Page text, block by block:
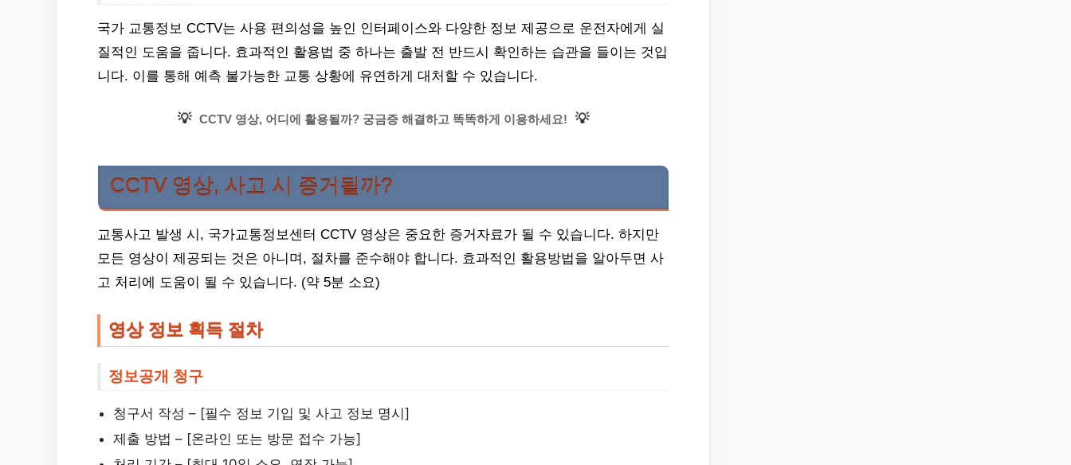
국가 교통정보 CCTV는 사용 편의성을 높인 인터페이스와 다양한 정보 제공으로 운전자에게 실
질적인 도움을 줍니다. 효과적인 활용법 중 하나는 출발 전 반드시 확인하는 습관을 들이는 것입
니다. 이를 통해 예측 불가능한 교통 상황에 유연하게 대처할 수 있습니다.
💡 CCTV 영상, 어디에 활용될까? 궁금증 해결하고 똑똑하게 이용하세요! 💡
CCTV 영상, 사고 시 증거될까?
교통사고 발생 시, 국가교통정보센터 CCTV 영상은 중요한 증거자료가 될 수 있습니다. 하지만
모든 영상이 제공되는 것은 아니며, 절차를 준수해야 합니다. 효과적인 활용방법을 알아두면 사
고 처리에 도움이 될 수 있습니다. (약 5분 소요)
영상 정보 획득 절차
정보공개 청구
청구서 작성 – [필수 정보 기입 및 사고 정보 명시]
제출 방법 – [온라인 또는 방문 접수 가능]